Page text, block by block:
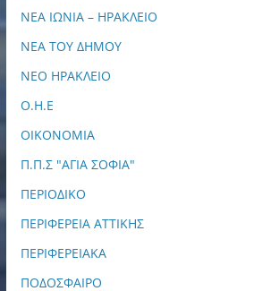
ΝΕΑ ΙΩΝΙΑ – ΗΡΑΚΛΕΙΟ
ΝΕΑ ΤΟΥ ΔΗΜΟΥ
ΝΕΟ ΗΡΑΚΛΕΙΟ
Ο.Η.Ε
ΟΙΚΟΝΟΜΙΑ
Π.Π.Σ "ΑΓΙΑ ΣΟΦΙΑ"
ΠΕΡΙΟΔΙΚΟ
ΠΕΡΙΦΕΡΕΙΑ ΑΤΤΙΚΗΣ
ΠΕΡΙΦΕΡΕΙΑΚΑ
ΠΟΔΟΣΦΑΙΡΟ